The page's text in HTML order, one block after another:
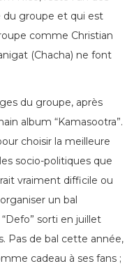
du groupe et qui est
comme Christian
(Chacha) ne font
du groupe, après
album “Kamasootra”.
choisir la meilleure
socio-politiques que
vraiment difficile ou
un bal
sorti en juillet
Pas de bal cette année,
cadeau à ses fans ;